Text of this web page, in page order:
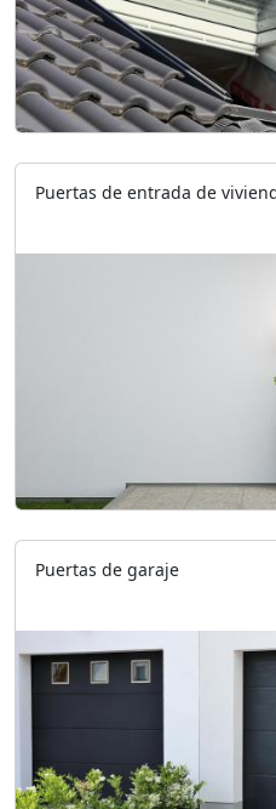
Puertas de entrada de
Puertas de garaje